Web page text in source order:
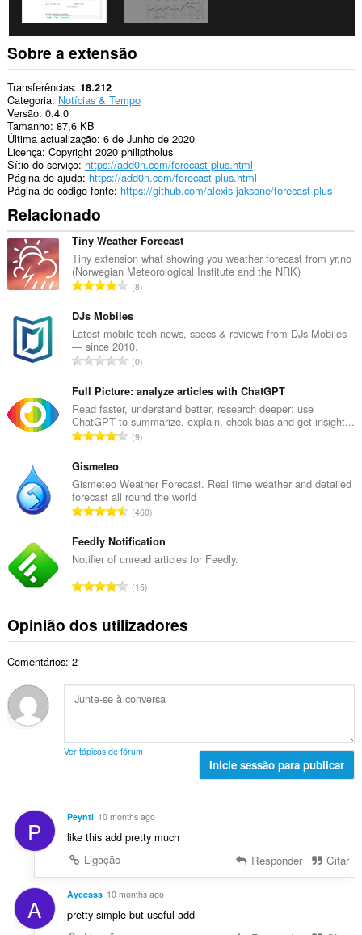
Sobre a extensão
Transferências 18.212
Categoria Notícias & Tempo
Versão 0.4.0
Tamanho 87,6 KB
Última actualização 6 de Junho de 2020
Licença Copyright 2020 philiptholus
Sítio do serviço https://add0n.com/forecast-plus.html
Página de ajuda https://add0n.com/forecast-plus.html
Página do código fonte https://github.com/alexis-jaksone/forecast-plus
Relacionado
Tiny Weather Forecast
Tiny extension what showing you weather forecast from yr.no
(Norwegian Meteorological Institute and the NRK)
N
m
e
r
o
o
a
e
a
v
l
i
ç
e
s
8
DJs Mobiles
Latest mobile tech news, specs & reviews from DJs Mobiles
— since 2010.
N
m
e
r
o
t
a
d
e
v
l
i
õ
e
0
Full Picture: analyze articles with ChatGPT
Read faster, understand better, research deeper: use
ChatGPT to summarize, explain, check bias and get insight...
N
e
r
o
o
t
a
e
a
l
ç
õ
9
Gismeteo
Gismeteo Weather Forecast. Real time weather and detailed
forecast all round the world
N
m
e
o
o
t
d
e
a
ç
õ
:
460
Feedly Notification
Notifier of unread articles for Feedly.
N
m
e
t
o
l
v
l
a
ç
õ
e
15
Opinião dos utilizadores
Comentários: 2
Ver tópicos de fórum
Inicie sessão para publicar
P Peynti 10 months ago
like this add pretty much
Ligação
Responder Citar
A Ayeesss 10 months ago
pretty simple but useful add